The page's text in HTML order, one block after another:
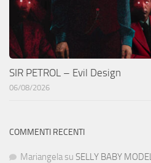
SIR PETROL – Evil Design
06/08/2026
COMMENTI RECENTI
Mariangela su SELLY BABY